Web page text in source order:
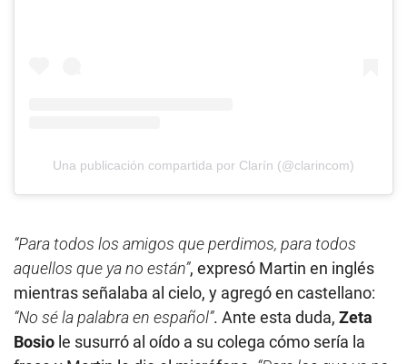
Una publicación compartida por Clarín (@clarincom)
“Para todos los amigos que perdimos, para todos
aquellos que ya no están”, expresó Martin en inglés
mientras señalaba al cielo, y agregó en castellano:
“No sé la palabra en español”. Ante esta duda, Zeta
Bosio le susurró al oído a su colega cómo sería la